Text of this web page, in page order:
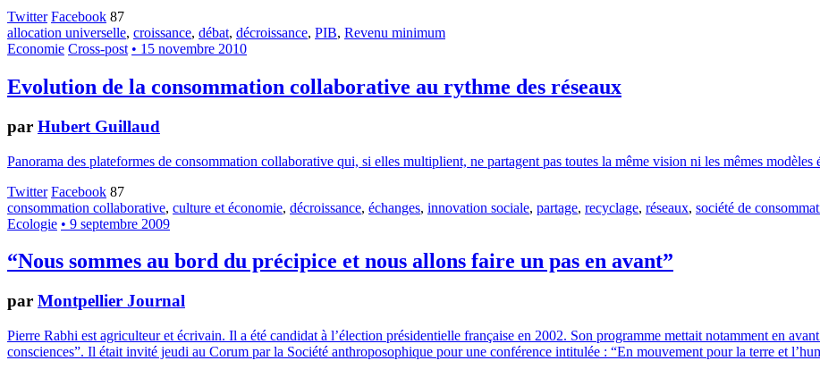
Twitter Facebook 87
allocation universelle, croissance, débat, décroissance, PIB, Revenu minimum
Economie Cross-post • 15 novembre 2010
Evolution de la consommation collaborative au rythme des réseaux
par Hubert Guillaud
Panorama des plateformes de consommation collaborative qui, si elles multiplient, ne partagent pas toutes la même vision ni les mêmes modèles
Twitter Facebook 87
consommation collaborative, culture et économie, décroissance, échanges, innovation sociale, partage, recyclage, réseaux, société de
Ecologie • 9 septembre 2009
“Nous sommes au bord du précipice et nous allons faire un pas en avant”
par Montpellier Journal
Pierre Rabhi est agriculteur et écrivain. Il a été candidat à l’élection présidentielle française en 2002. Son programme mettait notamment en
consciences”. Il était invité jeudi au Corum par la Société anthroposophique pour une conférence intitulée : “En mouvement pour la terre et